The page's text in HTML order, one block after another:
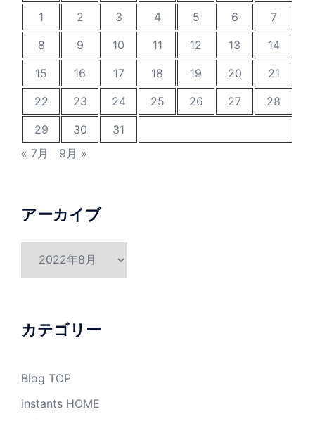
1
2 3 4 5 6
7
8
9 10 11 12 13
14
15
16 17 18 19 20
21
22
23 24 25 26 27
28
29
30
31
« 7月
9月 »
アーカイブ
ブ
カテゴリー
Blog TOP
instants HOME